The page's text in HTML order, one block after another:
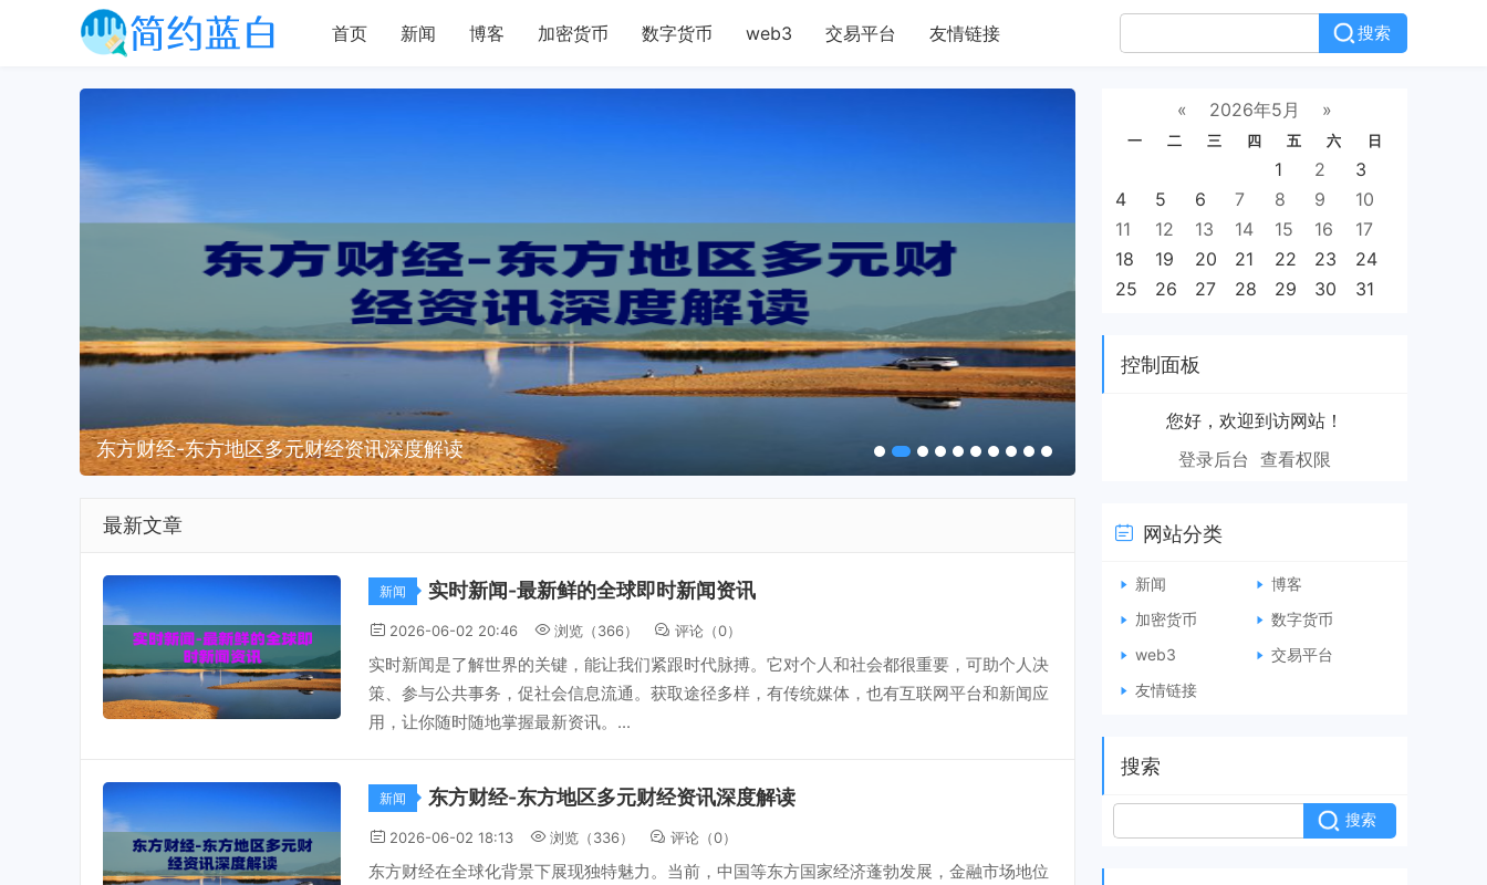
首页 新闻 博客 加密货币 数字货币 web3 交易平台 友情链接 搜索
东方财经-东方地区多元财经资讯深度解读 新浪财经首页官网-新浪财经官网首页入口及
最新文章
新闻 实时新闻-最新鲜的全球即时新闻资讯
2026-06-02 20:46 浏览（366） 评论（0）
实时新闻是了解世界的关键，能让我们紧跟时代脉搏。它对个人和社会都很重要，可助个人决
策、参与公共事务，促社会信息流通。获取途径多样，有传统媒体，也有互联网平台和新闻应
用，让你随时随地掌握最新资讯。...
新闻 东方财经-东方地区多元财经资讯深度解读
2026-06-02 18:13 浏览（336） 评论（0）
东方财经在全球化背景下展现独特魅力。当前，中国等东方国家经济蓬勃发展，金融市场地位
« 2026年5月 »
一 二 三 四 五 六 日
1 2
3
4
5 6 7 8 9
10
11
12 13 14 15 16
17
18
19 20 21 22 23
24
25
26 27 28 29 30 31
控制面板
您好，欢迎到访网站！
登录后台 查看权限
网站分类
新闻
博客
加密货币
数字货币
web3
交易平台
友情链接
搜索